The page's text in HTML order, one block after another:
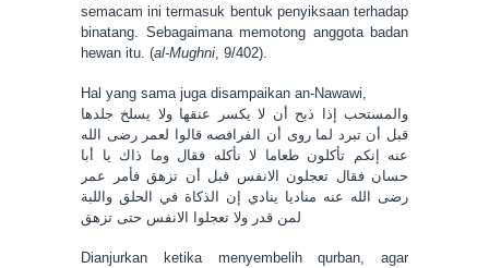
semacam ini termasuk bentuk penyiksaan terhadap
binatang. Sebagaimana memotong anggota badan
hewan itu. (al-Mughni, 9/402).
Hal yang sama juga disampaikan an-Nawawi,
والمستحب إذا ذبح أن لا يكسر عنقها ولا يسلخ جلدها
قبل أن تبرد لما روى أن الفرافصه قالوا لعمر رضى الله
عنه إنكم تأكلون طعاما لا نأكله فقال وما ذاك يا أبا
حسان فقال تعجلون الانفس قبل أن تزهق فأمر عمر
رضى الله عنه مناديا ينادي إن الذكاة في الحلق واللبة
لمن قدر ولا تعجلوا الانفس حتى تزهق
Dianjurkan ketika menyembelih qurban, agar